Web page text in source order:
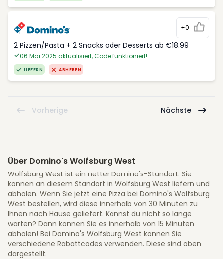
+0
2 Pizzen/Pasta + 2 Snacks oder Desserts ab €18.99
06 Mai 2025 aktualisiert, Code funktioniert!
LIEFERN ABHEBEN
Vorherige Nächste
Über Domino's Wolfsburg West
Wolfsburg West ist ein netter Domino's-Standort. Sie
können an diesem Standort in Wolfsburg West liefern und
abholen. Wenn Sie jetzt eine Pizza bei Domino's Wolfsburg
West bestellen, wird diese innerhalb von 30 Minuten zu
Ihnen nach Hause geliefert. Kannst du nicht so lange
warten? Dann können Sie es innerhalb von 15 Minuten
abholen! Bei Domino's Wolfsburg West können Sie
verschiedene Rabattcodes verwenden. Diese sind oben
dargestellt.